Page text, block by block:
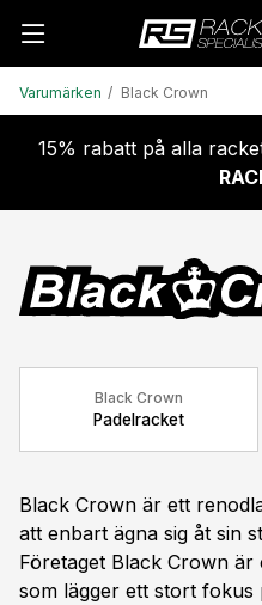
Varumärken Black Crown
15% rabatt på alla
Black Crown
Padelracket
Black Crown är ett
att enbart ägna sig åt sin
Företaget Black Crown
som lägger ett stort